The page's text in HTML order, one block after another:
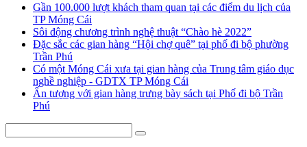
Gần 100.000 lượt khách tham quan tại các điểm du lịch của
TP Móng Cái
Sôi động chương trình nghệ thuật “Chào hè 2022”
Đặc sắc các gian hàng “Hội chợ quê” tại phố đi bộ phường
Trần Phú
Có một Móng Cái xưa tại gian hàng của Trung tâm giáo dục
nghề nghiệp - GDTX TP Móng Cái
Ấn tượng với gian hàng trưng bày sách tại Phố đi bộ Trần
Phú